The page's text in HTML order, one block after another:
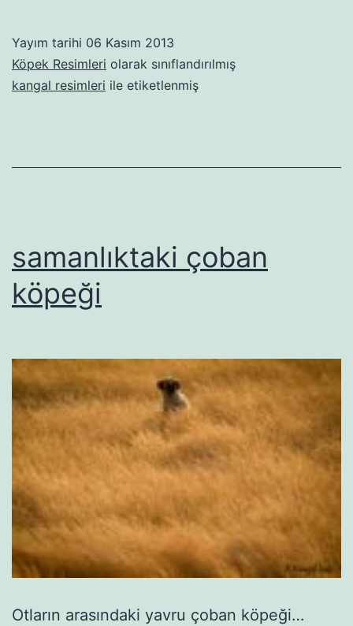
Yayım tarihi 06 Kasım 2013
Köpek Resimleri olarak sınıflandırılmış
kangal resimleri ile etiketlenmiş
samanlıktaki çoban
köpeği
Otların arasındaki yavru çoban köpeği…